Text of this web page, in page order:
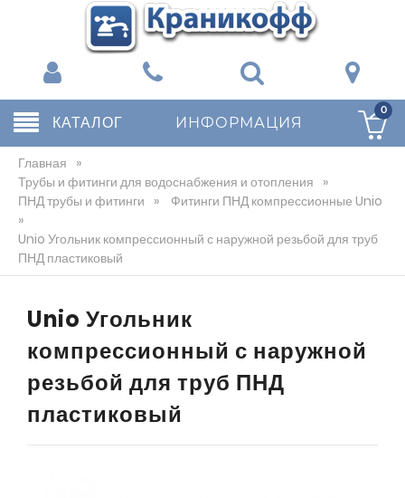
КАТАЛОГ ИНФОРМАЦИЯ
0
Главная »
Трубы и фитинги для водоснабжения и отопления »
ПНД трубы и фитинги »
Фитинги ПНД компрессионные Unio
»
Unio Угольник компрессионный с наружной резьбой для труб
ПНД пластиковый
Unio Угольник
компрессионный с наружной
резьбой для труб ПНД
пластиковый